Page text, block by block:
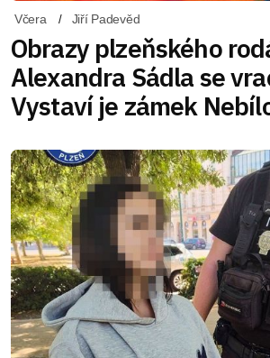
Včera Jiří Padevěd
Obrazy plzeňského
Alexandra Sádla se
Vystaví je zámek